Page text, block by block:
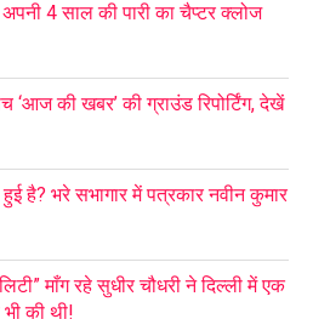
4 साल की पारी का चैप्टर क्लोज
‘आज की खबर’ की ग्राउंड रिपोर्टिंग, देखें
है? भरे सभागार में पत्रकार नवीन कुमार
माँग रहे सुधीर चौधरी ने दिल्ली में एक
भी की थी!